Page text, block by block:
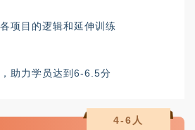
项目的逻辑和延伸训练
助力学员达到6-6.5分
4-6人